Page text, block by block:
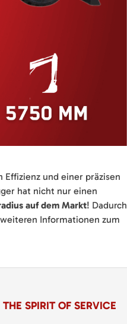
und einer präzisen
hat nicht nur einen
auf dem Markt! Dadurch
Informationen zum
THE SPIRIT OF SERVICE